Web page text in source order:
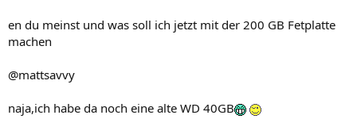
en du meinst und was soll ich jetzt mit der 200 GB Fetplatte
machen
@mattsavvy
naja,ich habe da noch eine alte WD 40GB